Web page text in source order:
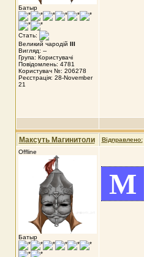
Батыр
Стать:
Великий чародій III
Вигляд: --
Група: Користувачі
Повідомлень: 4781
Користувач №: 206278
Реєстрація: 28-November
21
Максуть Магинитоли Відправлено:
Offline
Батыр
M